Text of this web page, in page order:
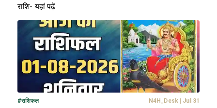
राशि- यहां पढ़ें
#राशिफल N4H_Desk| Jul 31